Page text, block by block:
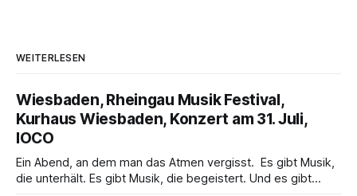
WEITERLESEN
Wiesbaden, Rheingau Musik Festival,
Kurhaus Wiesbaden, Konzert am 31. Juli,
IOCO
Ein Abend, an dem man das Atmen vergisst. Es gibt Musik,
die unterhält. Es gibt Musik, die begeistert. Und es gibt